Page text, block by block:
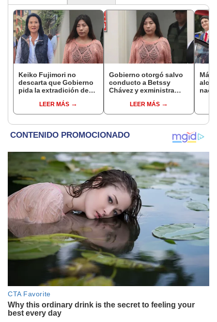
Keiko Fujimori no
descarta que Gobierno
pida la extradición de
dentro de nuestras
facultades"
LEER MÁS
Gobierno otorgó salvo
conducto a Betssy
Chávez y exministra
madrugadaLEER MÁS
Más